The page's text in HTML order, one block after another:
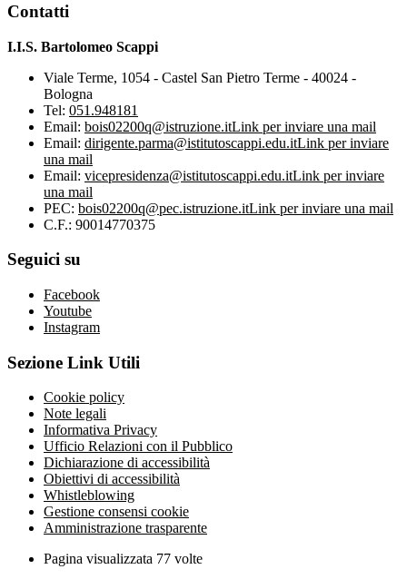
Contatti
I.I.S. Bartolomeo Scappi
Viale Terme, 1054 - Castel San Pietro Terme - 40024 -
Bologna
Tel: 051.948181
Email: bois02200q@istruzione.itLink per inviare una mail
Email: dirigente.parma@istitutoscappi.edu.itLink per inviare
una mail
Email: vicepresidenza@istitutoscappi.edu.itLink per inviare
una mail
PEC: bois02200q@pec.istruzione.itLink per inviare una mail
C.F.: 90014770375
Seguici su
Facebook
Youtube
Instagram
Sezione Link Utili
Cookie policy
Note legali
Informativa Privacy
Ufficio Relazioni con il Pubblico
Dichiarazione di accessibilità
Obiettivi di accessibilità
Whistleblowing
Gestione consensi cookie
Amministrazione trasparente
Pagina visualizzata 77 volte